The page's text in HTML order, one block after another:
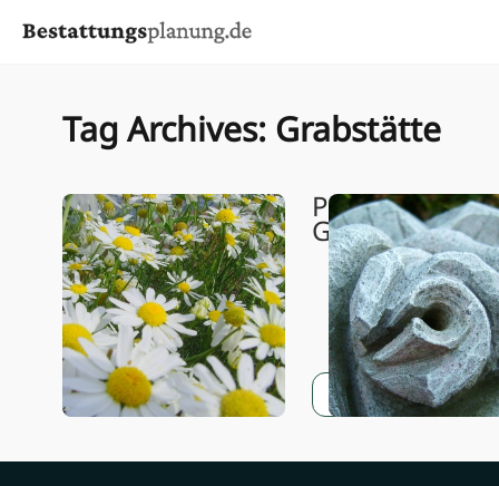
Tag Archives: Grabstätte
Pflegeleichte
Weiterlesen